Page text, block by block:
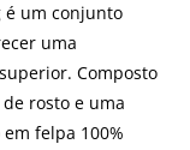
é um conjunto
uma
Composto
rosto e uma
felpa 100%